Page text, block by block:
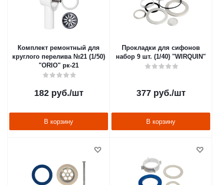
Комплект ремонтный для
круглого перелива №21 (1/50)
"ORIO" рк-21
182руб./шт
В корзину
Прокладки для сифонов
набор 9 шт. (1/40) "WIRQUIN"
377руб./шт
В корзину